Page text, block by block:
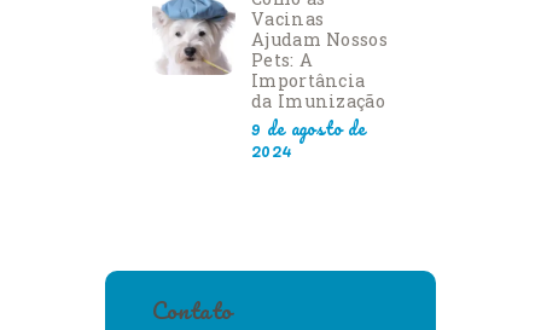
Vacinas
Ajudam Nossos
Pets: A
Importância
da Imunização
9 de agosto de
2024
Contato